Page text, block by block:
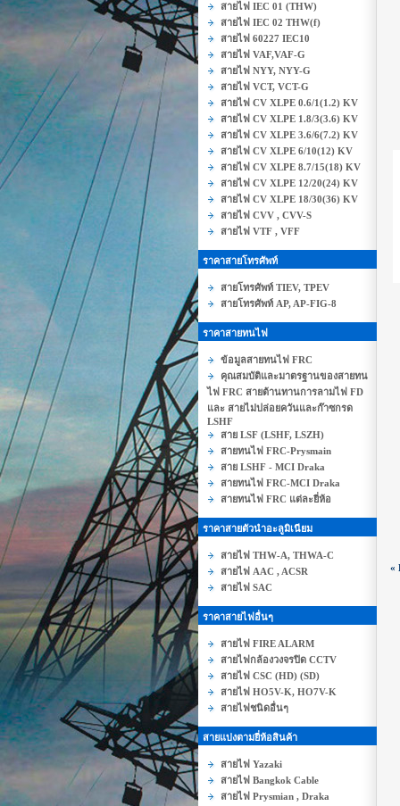
สายไฟ IEC 01 (THW)
สายไฟ IEC 02 THW(f)
สายไฟ 60227 IEC10
สายไฟ VAF,VAF-G
สายไฟ NYY, NYY-G
สายไฟ VCT, VCT-G
สายไฟ CV XLPE 0.6/1(1.2) KV
สายไฟ CV XLPE 1.8/3(3.6) KV
สายไฟ CV XLPE 3.6/6(7.2) KV
สายไฟ CV XLPE 6/10(12) KV
สายไฟ CV XLPE 8.7/15(18) KV
สายไฟ CV XLPE 12/20(24) KV
สายไฟ CV XLPE 18/30(36) KV
สายไฟ CVV , CVV-S
สายไฟ VTF , VFF
ราคาสายโทรศัพท์
สายโทรศัพท์ TIEV, TPEV
สายโทรศัพท์ AP, AP-FIG-8
ราคาสายทนไฟ
ข้อมูลสายทนไฟ FRC
คุณสมบัติและมาตรฐานของสายทน
ไฟ FRC สายต้านทานการลามไฟ FD
และ สายไม่ปล่อยควันและก๊าซกรด
LSHF
สาย LSF (LSHF, LSZH)
สายทนไฟ FRC-Prysmain
สาย LSHF - MCI Draka
สายทนไฟ FRC-MCI Draka
สายทนไฟ FRC แต่ละยี่ห้อ
ราคาสายตัวนำอะลูมิเนียม
สายไฟ THW-A, THWA-C
สายไฟ AAC , ACSR
สายไฟ SAC
ราคาสายไฟอื่นๆ
สายไฟ FIRE ALARM
สายไฟกล้องวงจรปิด CCTV
สายไฟ CSC (HD) (SD)
สายไฟ HO5V-K, HO7V-K
สายไฟชนิดอื่นๆ
สายแบ่งตามยี่ห้อสินค้า
สายไฟ Yazaki
สายไฟ Bangkok Cable
สายไฟ Prysmian , Draka
«